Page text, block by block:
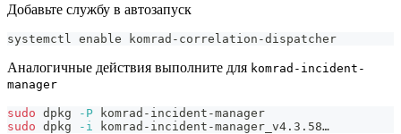
Добавьте службу в автозапуск
systemctl enable komrad-correlation-dispatcher
Аналогичные действия выполните для komrad-incident-
manager
sudo dpkg -P komrad-incident-manager
sudo dpkg -i komrad-incident-manager_v4.3.58…